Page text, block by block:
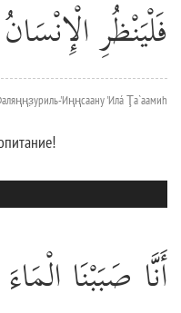
فَلْيَنْظُرِ
'Иңңсаану 'Илá Ţа`аамиh
أَنَّا صَبَبْنَا